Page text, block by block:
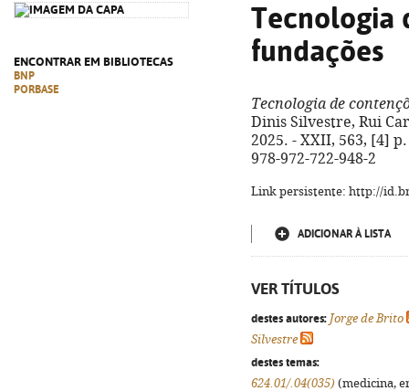
ENCONTRAR EM BIBLIOTECAS
BNP
PORBASE
Tecnologia
fundações
Tecnologia de
Dinis Silvestre, Rui
2025. - XXII, 563, [4]
978-972-722-948-2
Link persistente: http://
ADICIONAR À LISTA
VER TÍTULOS
destes autores: Jorge de Brito
Silvestre
destes temas:
624.01/.04(035) (medicina,